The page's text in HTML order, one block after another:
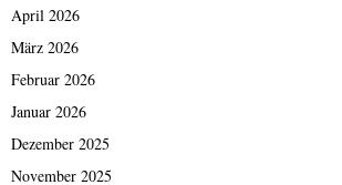
April 2026
März 2026
Februar 2026
Januar 2026
Dezember 2025
November 2025